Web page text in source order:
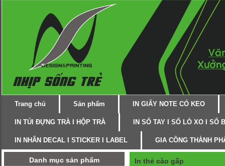
Trang chủ Sản phẩm IN GIẤY NOTE CÓ KEO
IN TÚI ĐỰNG TRÀ I HỘP TRÀ IN SỔ TAY I SỔ LÒ XO I SỔ
IN NHÃN DECAL I STICKER I LABEL GIA CÔNG THÀNH
Danh mục sản phẩm In thẻ cào gấp